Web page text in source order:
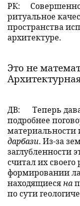
РК:
ритуальное
пространства
архитектуре.
Это не
ДВ:
Теперь
подробнее
материальности
дарбази. Из-за
заглубленности
считал их
формировании
находящиесяна
по сути